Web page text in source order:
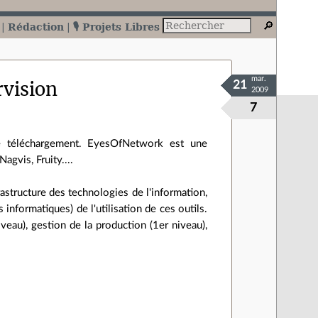
Rédaction 🎙️ Projets Libres
7
21
mar.
2009
EyesOfNetwork est une
Fruity....
des technologies de l'information,
informatiques) de l'utilisation de ces outils.
gestion de la production (1er niveau),